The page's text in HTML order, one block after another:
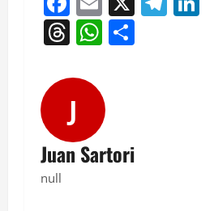
Threads
WhatsApp
J
Juan Sartori
null